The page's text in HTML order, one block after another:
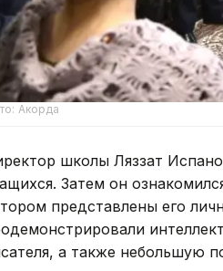
Акорда
школы Ляззат
Затем он
представлены его
а также небольшую